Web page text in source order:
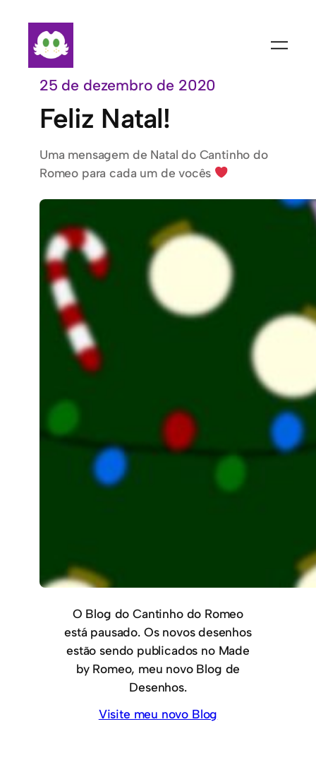
conteúdo
25 de dezembro de 2020
Feliz Natal!
Uma mensagem de Natal do Cantinho do
Romeo para cada um de vocês
O Blog do Cantinho do Romeo
está pausado. Os novos desenhos
estão sendo publicados no Made
by Romeo, meu novo Blog de
Desenhos.
Visite meu novo Blog